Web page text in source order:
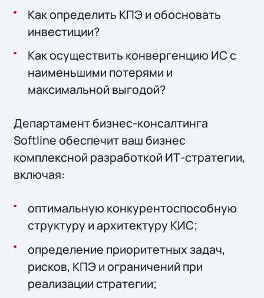
Как определить КПЭ и обосновать
инвестиции?
Как осуществить конвергенцию ИС с
наименьшими потерями и
максимальной выгодой?
Департамент бизнес-консалтинга
Softline обеспечит ваш бизнес
комплексной разработкой ИТ-стратегии,
включая:
оптимальную конкурентоспособную
структуру и архитектуру КИС;
определение приоритетных задач,
рисков, КПЭ и ограничений при
реализации стратегии;